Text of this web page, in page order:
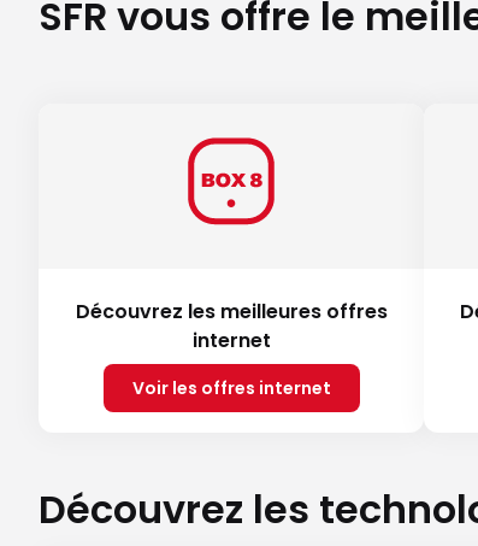
SFR vous offre le
Découvrez les meilleures offres
internet
Voir les offres internet
Découvrez les